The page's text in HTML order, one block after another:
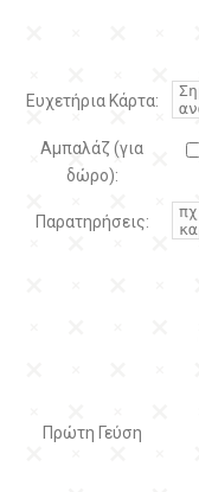
Ευχετήρια Κάρτα:
Αμπαλάζ (για
δώρο):
Παρατηρήσεις:
Πρώτη Γεύση